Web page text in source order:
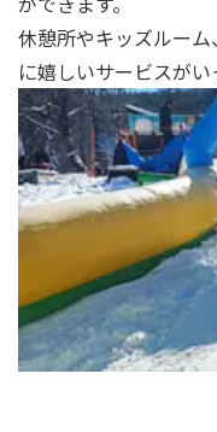
休憩所やキッズルー
に嬉しいサービスがい